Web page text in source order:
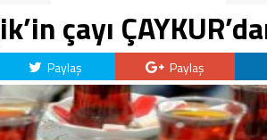
çayı
Paylaş Paylaş